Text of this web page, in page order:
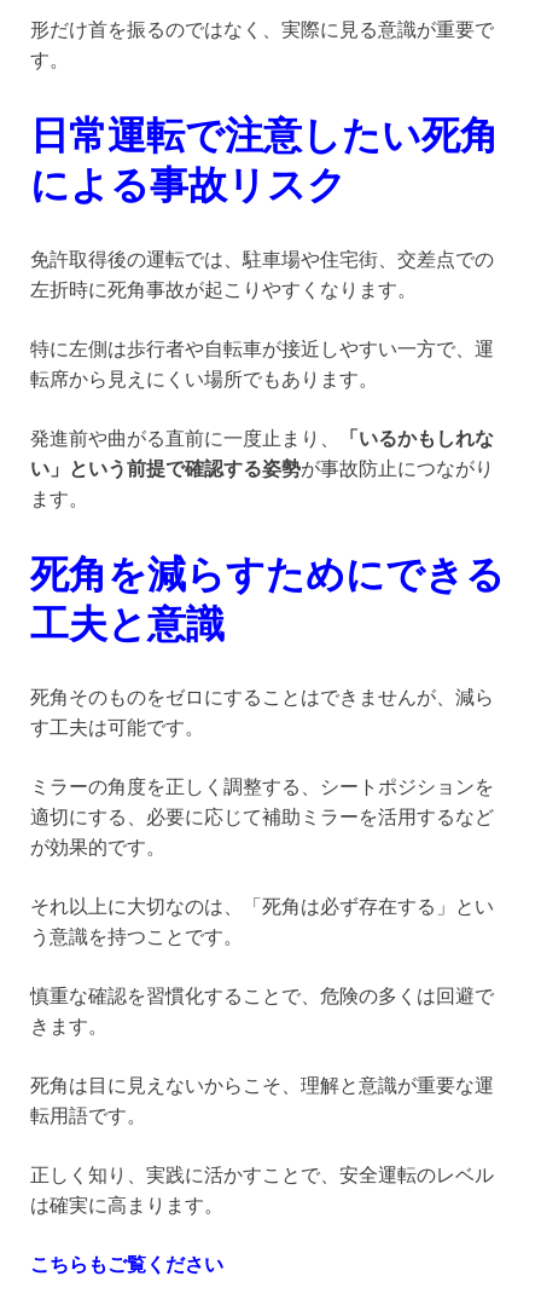
形だけ首を振るのではなく、実際に見る意識が重要で
す。
日常運転で注意したい死角
による事故リスク
免許取得後の運転では、駐車場や住宅街、交差点での
左折時に死角事故が起こりやすくなります。
特に左側は歩行者や自転車が接近しやすい一方で、運
転席から見えにくい場所でもあります。
発進前や曲がる直前に一度止まり、
「いるかもしれな
い」という前提で確認する姿勢が事故防止につながり
ます。
死角を減らすためにできる
工夫と意識
死角そのものをゼロにすることはできませんが、減ら
す工夫は可能です。
ミラーの角度を正しく調整する、シートポジションを
適切にする、必要に応じて補助ミラーを活用するなど
が効果的です。
それ以上に大切なのは、「死角は必ず存在する」とい
う意識を持つことです。
慎重な確認を習慣化することで、危険の多くは回避で
きます。
死角は目に見えないからこそ、理解と意識が重要な運
転用語です。
正しく知り、実践に活かすことで、安全運転のレベル
は確実に高まります。
こちらもご覧ください